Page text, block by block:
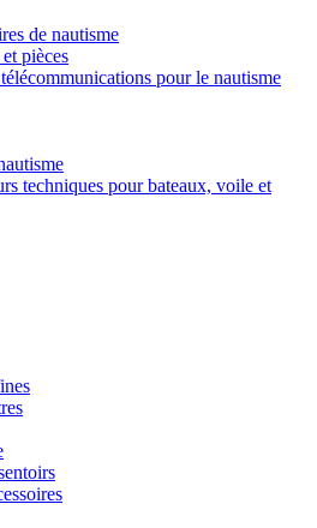
de nautisme
pièces
pour le nautisme
techniques pour bateaux, voile et